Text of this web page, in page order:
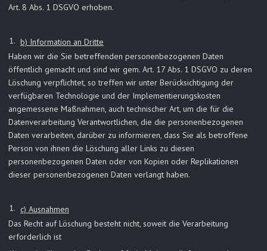
Art. 8 Abs. 1 DSGVO erhoben.
b) Information an Dritte
Haben wir die Sie betreffenden personenbezogenen Daten
öffentlich gemacht und sind wir gem. Art. 17 Abs. 1 DSGVO zu deren
Löschung verpflichtet, so treffen wir unter Berücksichtigung der
verfügbaren Technologie und der Implementierungskosten
angemessene Maßnahmen, auch technischer Art, um die für die
Datenverarbeitung Verantwortlichen, die die personenbezogenen
Daten verarbeiten, darüber zu informieren, dass Sie als betroffene
Person von ihnen die Löschung aller Links zu diesen
personenbezogenen Daten oder von Kopien oder Replikationen
dieser personenbezogenen Daten verlangt haben.
c) Ausnahmen
Das Recht auf Löschung besteht nicht, soweit die Verarbeitung
erforderlich ist